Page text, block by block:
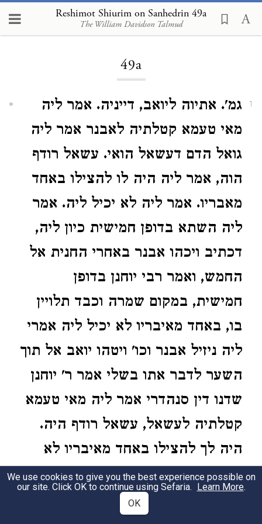
Reshimot Shiurim on Sanhedrin 49a
The William Davidson Talmud
Loading...
49a
1
גמ'. אתיוה ליואב, דייניה. אמר ליה
מאי טעמא קטלתיה לאבנר אמר ליה
גואל הדם דעשאל הואי. עשאל רודף
הוה, אמר ליה היה לו להצילו באחד
מאבריו. אמר ליה לא יכיל ליה. אמר
ליה השתא בדופן חמישית כיון ליה,
דכתיב ויכהו אבנר באחרי החנית אל
החמש, ואמר רבי יוחנן בדופן
חמישית, במקום שמרה וכבד תלויין
בו, באחד מאיבריו לא יכיל ליה אמרי
ליה ניזיל אבנר וכו' ויטהו יואב אל תוך
השער לדבר אתו בשלי אמר ר' יוחנן
שדנו דין סנהדרי אמר ליה מאי טעמא
קטלתיה לעשאל, עשאל רודף היה.
היה לך להצילו באחד מאיבריו לא
יכילי ליה. השתא בדופן חמישית
כוונת ליה, באחד מאיבריו לא יכלת
We use cookies to give you the best experience possible on
our site. Click OK to continue using Sefaria. Learn More.
OK